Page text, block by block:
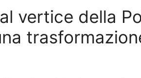
vertice della